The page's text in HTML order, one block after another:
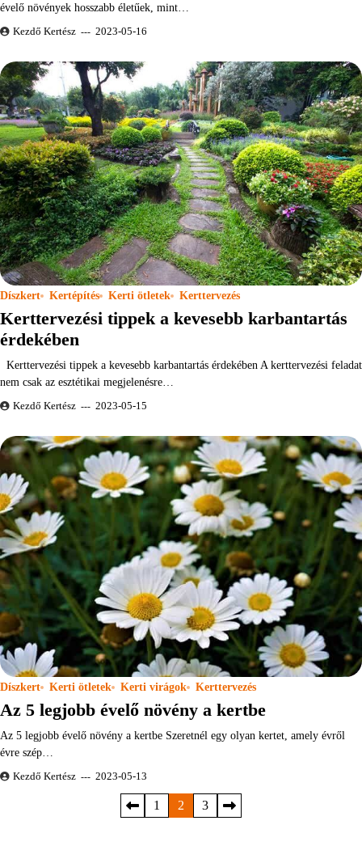
évelő növények hosszabb életűek, mint…
Kezdő Kertész 2023-05-16
Díszkert Kertépítés Kerti ötletek Kerttervezés
Kerttervezési tippek a kevesebb karbantartás
érdekében
Kerttervezési tippek a kevesebb karbantartás érdekében A kerttervezési feladat
nem csak az esztétikai megjelenésre…
Kezdő Kertész 2023-05-15
Díszkert Kerti ötletek Kerti virágok Kerttervezés
Az 5 legjobb évelő növény a kertbe
Az 5 legjobb évelő növény a kertbe Szeretnél egy olyan kertet, amely évről
évre szép…
Kezdő Kertész 2023-05-13
1 2 3